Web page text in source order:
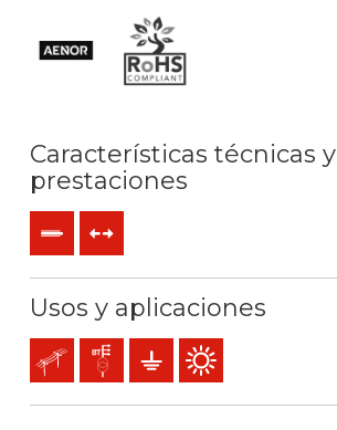
Características técnicas y
prestaciones
Usos y aplicaciones
Líneas aéreasLíneas de distribución y acometidas
Puesta a tierraUso exterior